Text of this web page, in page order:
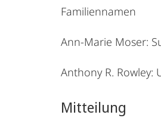
Familiennamen
Ann-Marie Moser:
Anthony R.
Mitteilung